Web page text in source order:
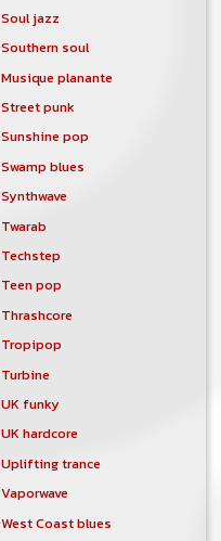
Soul jazz
Southern soul
Musique planante
Street punk
Sunshine pop
Swamp blues
Synthwave
Twarab
Techstep
Teen pop
Thrashcore
Tropipop
Turbine
UK funky
UK hardcore
Uplifting trance
Vaporwave
West Coast blues